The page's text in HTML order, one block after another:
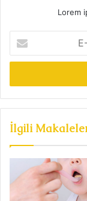
Lorem
Posta
adresinizi
İlgili